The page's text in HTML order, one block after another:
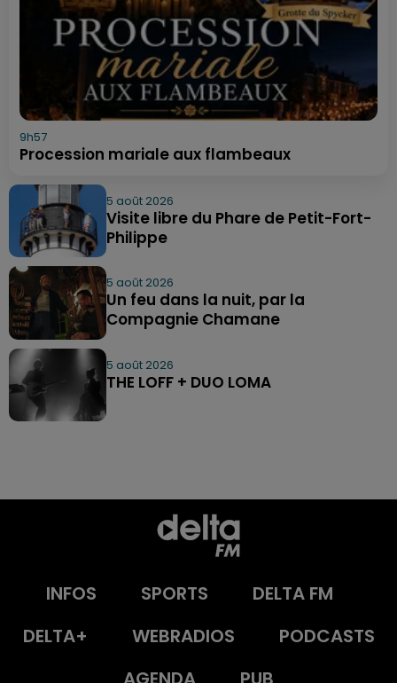
9h57
Procession mariale aux flambeaux
5 août 2026
Visite libre du Phare de Petit-Fort-
Philippe
5 août 2026
Un feu dans la nuit, par la
Compagnie Chamane
5 août 2026
THE LOFF + DUO LOMA
INFOS SPORTS
DELTA FM
DELTA+
WEBRADIOS
PODCASTS